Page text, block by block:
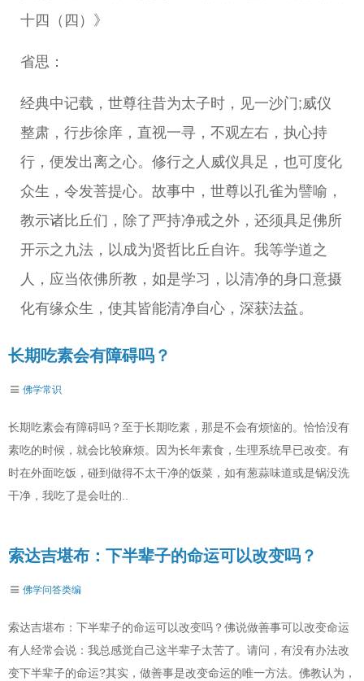
十四（四）》
省思：
经典中记载，世尊往昔为太子时，见一沙门;威仪
整肃，行步徐庠，直视一寻，不观左右，执心持
行，便发出离之心。修行之人威仪具足，也可度化
众生，令发菩提心。故事中，世尊以孔雀为譬喻，
教示诸比丘们，除了严持净戒之外，还须具足佛所
开示之九法，以成为贤哲比丘自许。我等学道之
人，应当依佛所教，如是学习，以清净的身口意摄
化有缘众生，使其皆能清净自心，深获法益。
长期吃素会有障碍吗？
佛学常识
长期吃素会有障碍吗？至于长期吃素，那是不会有烦恼的。恰恰没有
素吃的时候，就会比较麻烦。因为长年素食，生理系统早已改变。有
时在外面吃饭，碰到做得不太干净的饭菜，如有葱蒜味道或是锅没洗
干净，我吃了是会吐的..
索达吉堪布：下半辈子的命运可以改变吗？
佛学问答类编
索达吉堪布：下半辈子的命运可以改变吗？佛说做善事可以改变命运
有人经常会说：我总感觉自己这半辈子太苦了。请问，有没有办法改
变下半辈子的命运?其实，做善事是改变命运的唯一方法。佛教认为，